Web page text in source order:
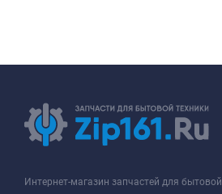
Интернет-магазин запчастей для бытовой